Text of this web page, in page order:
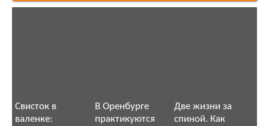
Свисток в
валенке:
В Оренбурге
практикуются
Две жизни за
спиной. Как